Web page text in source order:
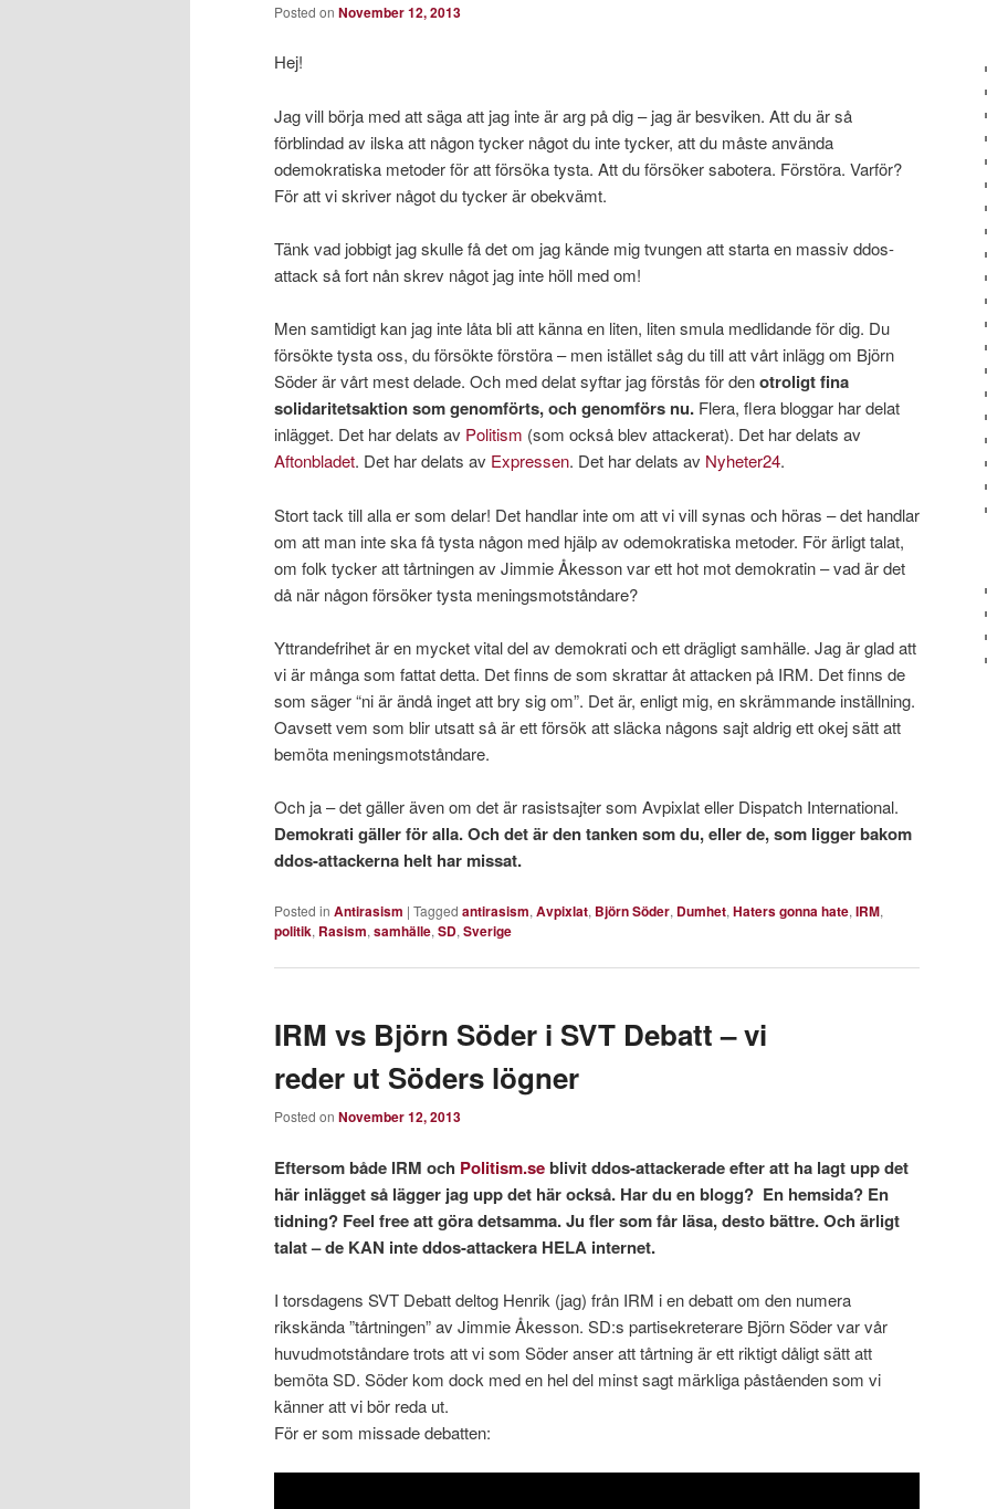
Posted on November 12, 2013
Hej!
Jag vill börja med att säga att jag inte är arg på dig – jag är besviken. Att du är så
förblindad av ilska att någon tycker något du inte tycker, att du måste använda
odemokratiska metoder för att försöka tysta. Att du försöker sabotera. Förstöra. Varför?
För att vi skriver något du tycker är obekvämt.
Tänk vad jobbigt jag skulle få det om jag kände mig tvungen att starta en massiv ddos-
attack så fort nån skrev något jag inte höll med om!
Men samtidigt kan jag inte låta bli att känna en liten, liten smula medlidande för dig. Du
försökte tysta oss, du försökte förstöra – men istället såg du till att vårt inlägg om Björn
Söder är vårt mest delade. Och med delat syftar jag förstås för denotroligt fina
solidaritetsaktion som genomförts, och genomförs nu. Flera, flera bloggar har delat
inlägget. Det har delats av Politism (som också blev attackerat). Det har delats av
Aftonbladet. Det har delats av Expressen. Det har delats av Nyheter24.
Stort tack till alla er som delar! Det handlar inte om att vi vill synas och höras – det handlar
om att man inte ska få tysta någon med hjälp av odemokratiska metoder. För ärligt talat,
om folk tycker att tårtningen av Jimmie Åkesson var ett hot mot demokratin – vad är det
då när någon försöker tysta meningsmotståndare?
Yttrandefrihet är en mycket vital del av demokrati och ett drägligt samhälle. Jag är glad att
vi är många som fattat detta. Det finns de som skrattar åt attacken på IRM. Det finns de
som säger “ni är ändå inget att bry sig om”. Det är, enligt mig, en skrämmande inställning.
Oavsett vem som blir utsatt så är ett försök att släcka någons sajt aldrig ett okej sätt att
bemöta meningsmotståndare.
Och ja – det gäller även om det är rasistsajter som Avpixlat eller Dispatch International.
Demokrati gäller för alla. Och det är den tanken som du, eller de, som ligger bakom
ddos-attackerna helt har missat.
Posted in Antirasism | Tagged antirasism, Avpixlat, Björn Söder, Dumhet, Haters gonna hate, IRM,
politik, Rasism, samhälle, SD, Sverige
IRM vs Björn Söder i SVT Debatt – vi
reder ut Söders lögner
Posted on November 12, 2013
Eftersom både IRM och Politism.seblivit ddos-attackerade efter att ha lagt upp det
här inlägget så lägger jag upp det här också. Har du en blogg? En hemsida? En
tidning? Feel free att göra detsamma. Ju fler som får läsa, desto bättre. Och ärligt
talat – de KAN inte ddos-attackera HELA internet.
I torsdagens SVT Debatt deltog Henrik (jag) från IRM i en debatt om den numera
rikskända ”tårtningen” av Jimmie Åkesson. SD:s partisekreterare Björn Söder var vår
huvudmotståndare trots att vi som Söder anser att tårtning är ett riktigt dåligt sätt att
bemöta SD. Söder kom dock med en hel del minst sagt märkliga påståenden som vi
känner att vi bör reda ut.
För er som missade debatten: